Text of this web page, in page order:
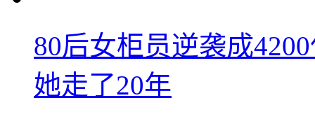
80后女柜员逆袭成
她走了20年